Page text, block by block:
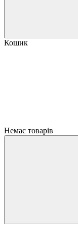
Кошик
Немає товарів